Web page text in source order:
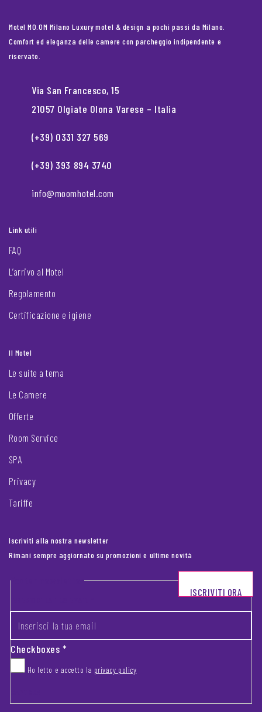
Motel MO.OM Milano Luxury motel & design a pochi passi da Milano.
Comfort ed eleganza delle camere con parcheggio indipendente e
riservato.
Via San Francesco, 15
21057 Olgiate Olona Varese – Italia
(+39) 0331 327 569
(+39) 393 894 3740
info@moomhotel.com
Link utili
FAQ
L’arrivo al Motel
Regolamento
Certificazione e igiene
Il Motel
Le suite a tema
Le Camere
Offerte
Room Service
SPA
Privacy
Tariffe
Iscriviti alla nostra newsletter
Rimani sempre aggiornato su promozioni e ultime novità
Footer newsletter
Checkboxes*
Ho letto e accetto la privacy policy
ISCRIVITI ORA